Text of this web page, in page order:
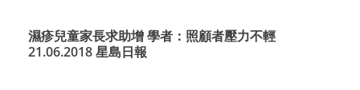
濕疹兒童家長求助增 學者：照顧者壓力不輕
21.06.2018 星島日報